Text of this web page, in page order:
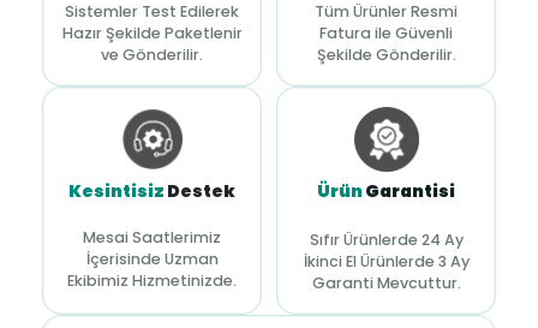
Sistemler Test Edilerek
Hazır Şekilde Paketlenir
ve Gönderilir.
Tüm Ürünler Resmi
Fatura ile Güvenli
Şekilde Gönderilir.
Kesintisiz Destek
Mesai Saatlerimiz
İçerisinde Uzman
Ekibimiz Hizmetinizde.
ÜrünGarantisi
Sıfır Ürünlerde 24 Ay
İkinci El Ürünlerde 3 Ay
Garanti Mevcuttur.